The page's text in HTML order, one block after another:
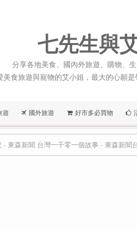
七先生與
分享各地美食、國內外旅遊、購物、生
美食旅遊與寵物的艾小姐，最大的心願是
遊 國外旅遊 好市多必買物
- 東森新聞 台灣一千零一個故事 - 東森新聞